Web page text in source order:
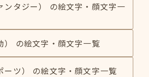
ンタジー） の絵文字・顔文字一
） の絵文字・顔文字一覧
ーツ） の絵文字・顔文字一覧